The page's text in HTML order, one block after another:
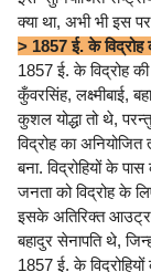
क्या था, अभी भी इस
> 1857 ई. के
1857 ई. के विद्रोह
कुँवरसिंह, लक्ष्मीबाई,
कुशल योद्धा तो थे,
विद्रोह का
बना. विद्रोहियों के
जनता को विद्रोह के
इसके अतिरिक्त
बहादुर सेनापति थे,
1857 ई. के